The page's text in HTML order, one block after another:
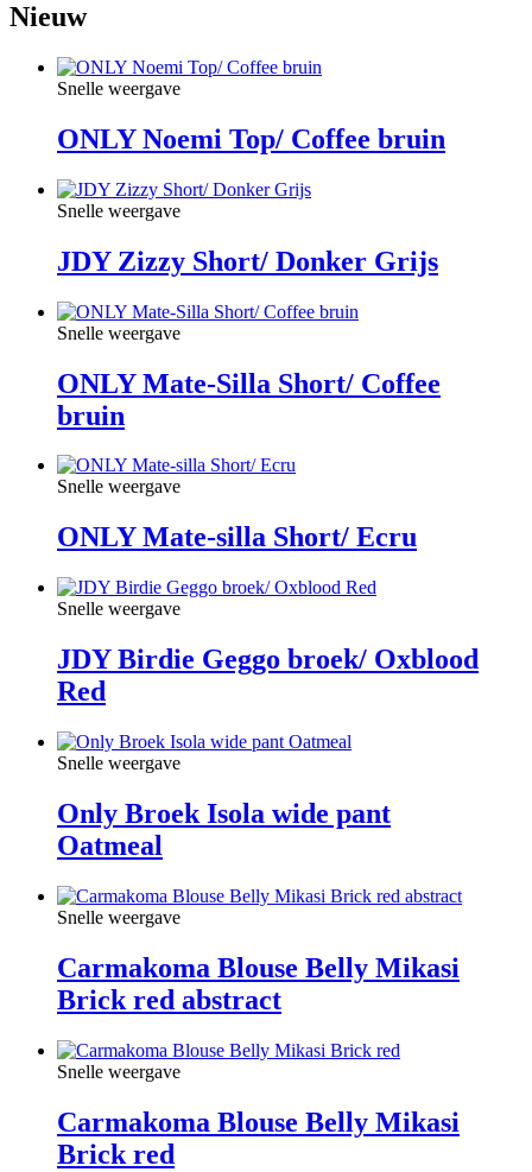
Nieuw
Snelle weergave
ONLY Noemi Top/ Coffee bruin
Snelle weergave
JDY Zizzy Short/ Donker Grijs
Snelle weergave
ONLY Mate-Silla Short/ Coffee
bruin
Snelle weergave
ONLY Mate-silla Short/ Ecru
Snelle weergave
JDY Birdie Geggo broek/ Oxblood
Red
Snelle weergave
Only Broek Isola wide pant
Oatmeal
Snelle weergave
Carmakoma Blouse Belly Mikasi
Brick red abstract
Snelle weergave
Carmakoma Blouse Belly Mikasi
Brick red